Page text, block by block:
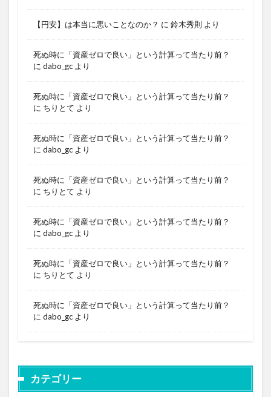
【円安】は本当に悪いことなのか？ に 鈴木秀則 より
死ぬ時に「資産ゼロで良い」という計算って当たり前？
に dabo_gc より
死ぬ時に「資産ゼロで良い」という計算って当たり前？
に ちりとて より
死ぬ時に「資産ゼロで良い」という計算って当たり前？
に dabo_gc より
死ぬ時に「資産ゼロで良い」という計算って当たり前？
に ちりとて より
死ぬ時に「資産ゼロで良い」という計算って当たり前？
に dabo_gc より
死ぬ時に「資産ゼロで良い」という計算って当たり前？
に ちりとて より
死ぬ時に「資産ゼロで良い」という計算って当たり前？
に dabo_gc より
カテゴリー